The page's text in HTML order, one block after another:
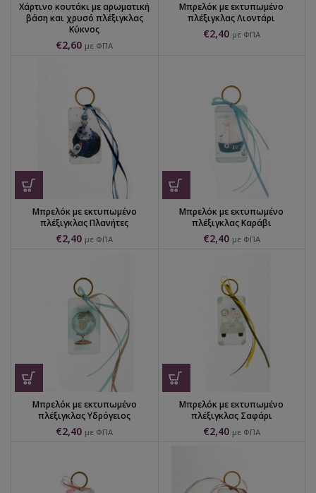
Χάρτινο κουτάκι με αρωματική
βάση και χρυσό πλέξιγκλας
Κύκνος
€2,60 με ΦΠΑ
Μπρελόκ με εκτυπωμένο
πλέξιγκλας Λιοντάρι
€2,40 με ΦΠΑ
Μπρελόκ με εκτυπωμένο
πλέξιγκλας Πλανήτες
€2,40 με ΦΠΑ
Μπρελόκ με εκτυπωμένο
πλέξιγκλας Καράβι
€2,40 με ΦΠΑ
Μπρελόκ με εκτυπωμένο
πλέξιγκλας Υδρόγειος
€2,40 με ΦΠΑ
Μπρελόκ με εκτυπωμένο
πλέξιγκλας Σαφάρι
€2,40 με ΦΠΑ